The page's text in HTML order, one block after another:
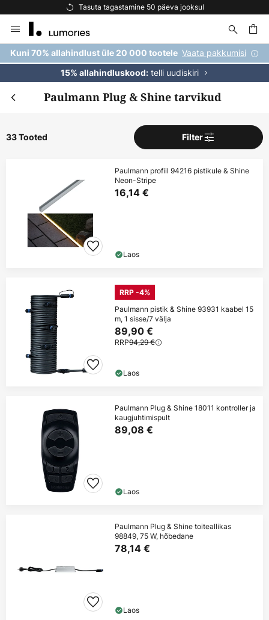
Tasuta tagastamine 50 päeva jooksul
to
Content
Kuni 70% allahindlust üle 20 000 tootele Vaata pakkumisi
15% allahindluskood:telli uudiskiri
Paulmann Plug & Shine tarvikud
33 Tooted Filter
Paulmann profiil 94216 pistikule & Shine
Neon-Stripe
16,14 €
Laos
RRP -4%
Paulmann pistik & Shine 93931 kaabel 15
m, 1 sisse/7 välja
89,90 €
RRP94,29 €
Laos
Paulmann Plug & Shine 18011 kontroller ja
kaugjuhtimispult
89,08 €
Laos
Paulmann Plug & Shine toiteallikas
98849, 75 W, hõbedane
78,14 €
Laos